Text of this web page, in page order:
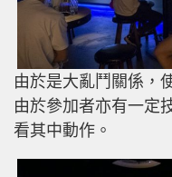
由於是大亂鬥關係，
由於參加者亦有一定
看其中動作。